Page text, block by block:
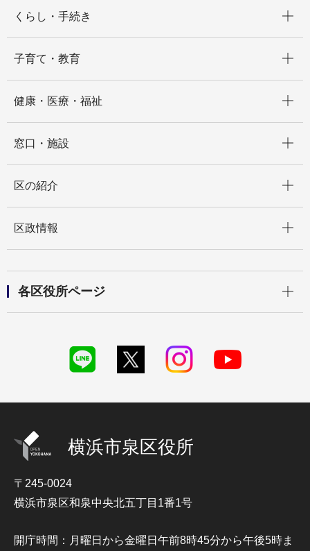
くらし・手続き
子育て・教育
健康・医療・福祉
窓口・施設
区の紹介
区政情報
各区役所ページ
横浜市泉区役所
〒245-0024
横浜市泉区和泉中央北五丁目1番1号
開庁時間：月曜日から金曜日午前8時45分から午後5時ま